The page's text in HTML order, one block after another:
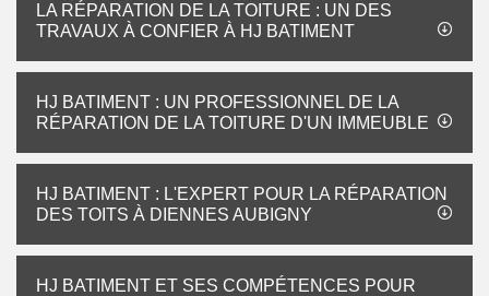
LA RÉPARATION DE LA TOITURE : UN DES
TRAVAUX À CONFIER À HJ BATIMENT
HJ BATIMENT : UN PROFESSIONNEL DE LA
RÉPARATION DE LA TOITURE D'UN IMMEUBLE
HJ BATIMENT : L'EXPERT POUR LA RÉPARATION
DES TOITS À DIENNES AUBIGNY
HJ BATIMENT ET SES COMPÉTENCES POUR